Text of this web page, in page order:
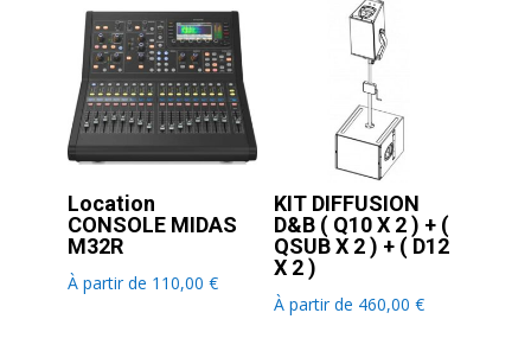
Location
CONSOLE MIDAS
M32R
À partir de 110,00 €
KIT DIFFUSION
D&B ( Q10 X 2 ) + (
QSUB X 2 ) + ( D12
X 2 )
À partir de 460,00 €